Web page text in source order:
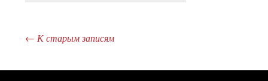
Post navigation
← К старым записям